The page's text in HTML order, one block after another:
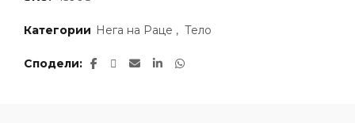
Категории Нега на Раце , Тело
Сподели